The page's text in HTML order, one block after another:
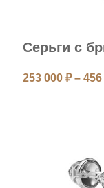
Серьги с
253 000₽ –